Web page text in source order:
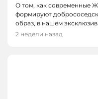
О том, как современные
формируют
образ, в нашем
2 недели назад